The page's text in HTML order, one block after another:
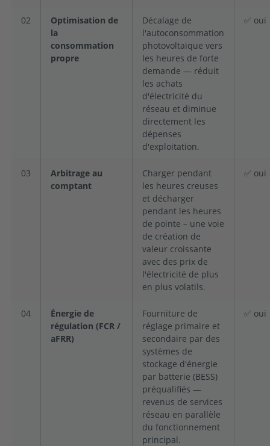
02
Optimisation de
la
consommation
propre
Décalage de
l'autoconsommation
photovoltaïque vers
les heures de forte
demande — réduit
les achats
d'électricité du
réseau et diminue
directement les
dépenses
d'exploitation.
✅ oui
03
Arbitrage au
comptant
Charger pendant
les heures creuses
et décharger
pendant les heures
de pointe – une voie
de création de
valeur croissante
avec des prix de
l'électricité de plus
en plus volatils.
✅ oui
04
Énergie de
régulation (FCR /
aFRR)
Fourniture de
réglage primaire et
secondaire par des
systèmes de
stockage d'énergie
par batterie (BESS)
préqualifiés —
revenus de services
réseau en parallèle
du fonctionnement
principal.
✅ oui